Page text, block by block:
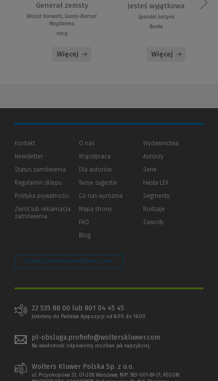
Generał zemsty
Witold Horwath, Gonta-Biernat
Magdalena
nocą
Więcej
Jesteś wyjątkowa
Spandel Justyna
Books
Więcej
Kontakt
Newsletter
Status zamówienia
Regulamin sklepu
Polityka prywatności (Nowe
(Link
innej
Zwrot lub reklamacja
zamówienia
O nas
Współpraca
Dla autorów(Nowe
(Link
innej
Twoje sugestie
Co nas wyróżnia
Mapa strony
FAQ
Blog
Wydawnictwa
Autorzy
Serie
Hasła LEX
Segmenty
Rodzaje
Zawody
Zarządzaj preferencjami plików cookie
22 535 88 00 lub 801 04 45 45
Jesteśmy do Państwa dyspozycji od 8:00 do 16:00
pl-obsluga.profinfo@wolterskluwer.com
Na wiadomość odpowiemy możliwe jak najszybciej.
Wolters Kluwer Polska Sp. z o.o.
ul. Przyokopowa 33, 01-208 Warszawa; NIP: 583-001-89-31, REGON: